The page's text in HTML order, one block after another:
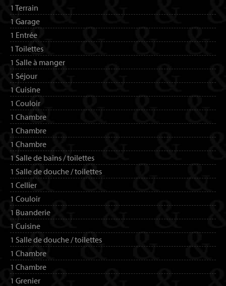
1 Terrain
1 Garage
1 Entrée
1 Toilettes
1 Salle à manger
1 Séjour
1 Cuisine
1 Couloir
1 Chambre
1 Chambre
1 Chambre
1 Salle de bains / toilettes
1 Salle de douche / toilettes
1 Cellier
1 Couloir
1 Buanderie
1 Cuisine
1 Salle de douche / toilettes
1 Chambre
1 Chambre
1 Grenier